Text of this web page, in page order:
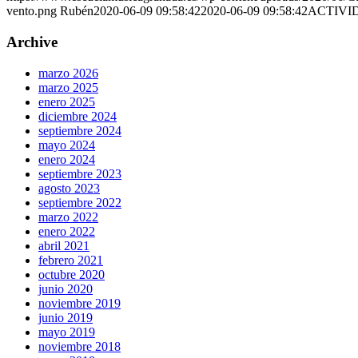
vento.png Rubén2020-06-09 09:58:422020-06-09 09:58:42
Archive
marzo 2026
marzo 2025
enero 2025
diciembre 2024
septiembre 2024
mayo 2024
enero 2024
septiembre 2023
agosto 2023
septiembre 2022
marzo 2022
enero 2022
abril 2021
febrero 2021
octubre 2020
junio 2020
noviembre 2019
junio 2019
mayo 2019
noviembre 2018